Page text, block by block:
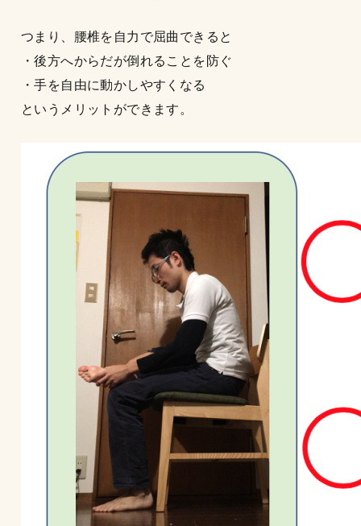
つまり、腰椎を自力で屈曲できると
・後方へからだが倒れることを防ぐ
・手を自由に動かしやすくなる
というメリットができます。